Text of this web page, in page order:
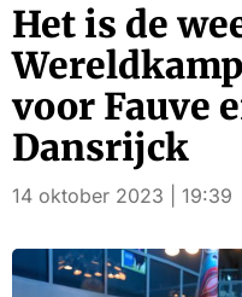
Het is de
voor Fauve
Dansrijck
14 oktober 2023 | 19:39